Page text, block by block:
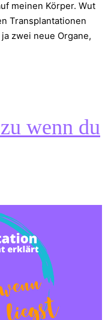
meinen Körper. Wut
Transplantationen
zwei neue Organe,
wenn du